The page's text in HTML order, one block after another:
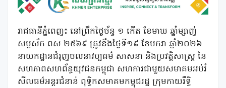
រាជធានីភ្នំពេញ៖ នៅព្រឹកថ្ងៃច័ន្ទ ១ កើត ខែមាឃ ឆ្នាំម្សាញ់
សប្តស័ក ពស ២៥៦៩ ត្រូវនឹងថ្ងៃទី១៩ ខែមករា ឆ្នាំ២០២៦
នាយកដ្ឋានជំរុញចលនាវប្បធម៌ សាសនា និងប្រវត្ដិសាស្ដ្រ នៃ
សហភាពសហព័ន្ធយុវជនកម្ពុជា សហការជាមួយសមាគមអប់រំ
សីលធម៌អន្ដរជំនាន់ ពុទ្ធិកសមាគមកម្ពុជរដ្ឋ ក្រុមកាយរឹទ្ធិ